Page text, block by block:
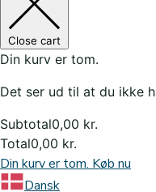
Close cart
Din kurv er tom.
Det ser ud til at du ikke
Subtotal0,00 kr.
Total0,00 kr.
Din kurv er tom. Køb nu
Dansk